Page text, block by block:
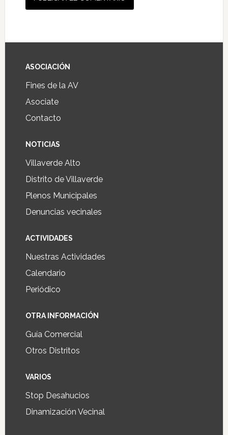
ASOCIACIÓN
Fines de la AV
Asociate
Contacto
NOTICIAS
Villaverde Alto
Distrito de Villaverde
Plenos Municipales
Denuncias vecinales
ACTIVIDADES
Nuestras Actividades
Calendario
Periódico
OTRA INFORMACIÓN
Guía Comercial
Otros Distritos
VARIOS
Stop Desahucios
Dinamización Vecinal